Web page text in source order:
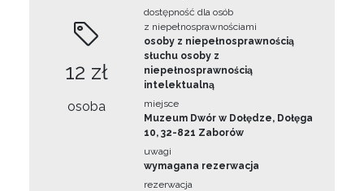
12 zł
osoba
dostępność dla osób
z niepełnosprawnościami
osoby z niepełnosprawnością
słuchu osoby z
niepełnosprawnością
intelektualną
miejsce
Muzeum Dwór w Dołędze, Dołęga
10, 32-821 Zaborów
uwagi
wymagana rezerwacja
rezerwacja